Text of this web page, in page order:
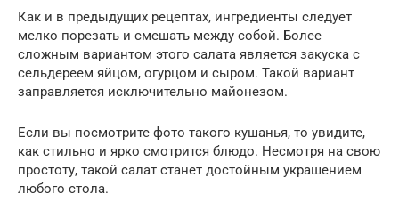
Как и в предыдущих рецептах, ингредиенты следует
мелко порезать и смешать между собой. Более
сложным вариантом этого салата является закуска с
сельдереем яйцом, огурцом и сыром. Такой вариант
заправляется исключительно майонезом.
Если вы посмотрите фото такого кушанья, то увидите,
как стильно и ярко смотрится блюдо. Несмотря на свою
простоту, такой салат станет достойным украшением
любого стола.